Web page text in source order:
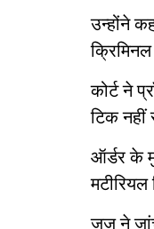
उन्होंने
कोर्ट ने
टिक
ऑर्डर के
जज ने